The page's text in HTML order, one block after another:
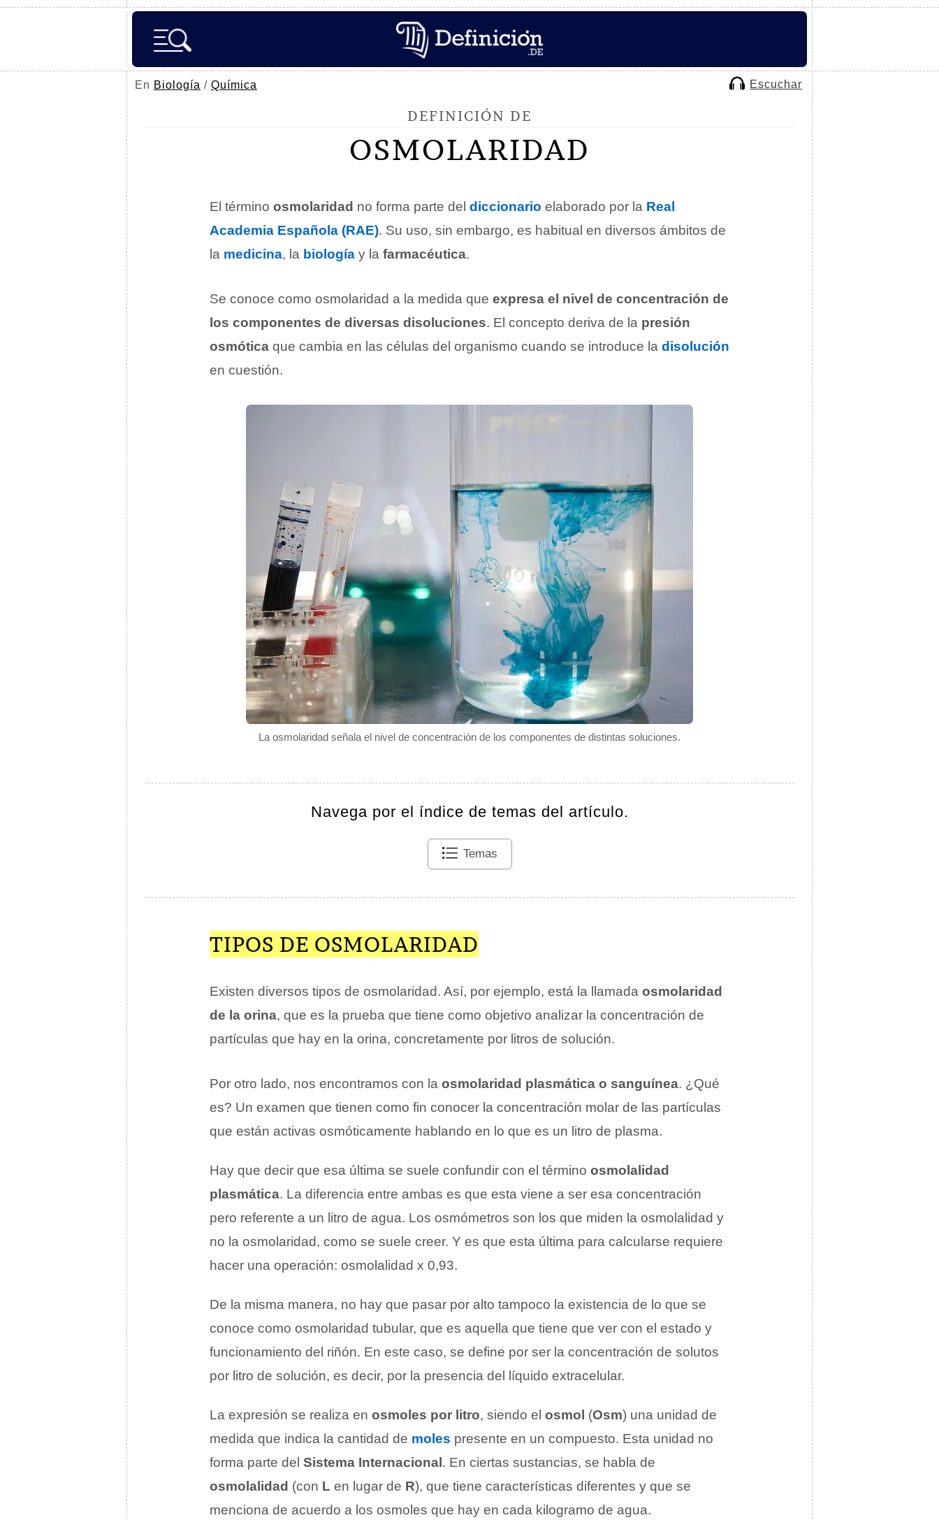
En Biología / Química Escuchar
DEFINICIÓN DE
OSMOLARIDAD
La osmolaridad señala el nivel de concentración de los componentes de distintas soluciones.
El término osmolaridad no forma parte del diccionario elaborado por la Real
Academia Española (RAE). Su uso, sin embargo, es habitual en diversos ámbitos de
la medicina, la biología y la farmacéutica.
Se conoce como osmolaridad a la medida que expresa el nivel de concentración de
los componentes de diversas disoluciones. El concepto deriva de la presión
osmótica que cambia en las células del organismo cuando se introduce la disolución
en cuestión.
Navega por el índice de temas del artículo.
Temas
TIPOS DE OSMOLARIDAD
Existen diversos tipos de osmolaridad. Así, por ejemplo, está la llamada osmolaridad
de la orina, que es la prueba que tiene como objetivo analizar la concentración de
partículas que hay en la orina, concretamente por litros de solución.
Por otro lado, nos encontramos con la osmolaridad plasmática o sanguínea. ¿Qué
es? Un examen que tienen como fin conocer la concentración molar de las partículas
que están activas osmóticamente hablando en lo que es un litro de plasma.
Hay que decir que esa última se suele confundir con el término osmolalidad
plasmática. La diferencia entre ambas es que esta viene a ser esa concentración
pero referente a un litro de agua. Los osmómetros son los que miden la osmolalidad y
no la osmolaridad, como se suele creer. Y es que esta última para calcularse requiere
hacer una operación: osmolalidad x 0,93.
De la misma manera, no hay que pasar por alto tampoco la existencia de lo que se
conoce como osmolaridad tubular, que es aquella que tiene que ver con el estado y
funcionamiento del riñón. En este caso, se define por ser la concentración de solutos
por litro de solución, es decir, por la presencia del líquido extracelular.
La expresión se realiza en osmoles por litro, siendo el osmol (Osm) una unidad de
medida que indica la cantidad de moles presente en un compuesto. Esta unidad no
forma parte del Sistema Internacional . En ciertas sustancias, se habla de
osmolalidad (con L en lugar de R), que tiene características diferentes y que se
menciona de acuerdo a los osmoles que hay en cada kilogramo de agua.